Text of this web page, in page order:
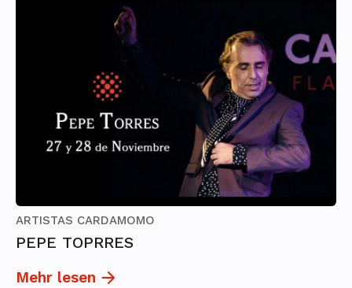
ARTISTAS CARDAMOMO
PEPE TOPRRES
Mehr lesen